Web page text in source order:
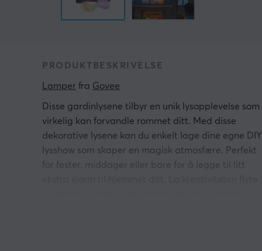
PRODUKTBESKRIVELSE
Lamper fra Govee
Disse gardinlysene tilbyr en unik lysopplevelse som
virkelig kan forvandle rommet ditt. Med disse
dekorative lysene kan du enkelt lage dine egne DIY
lysshow som skaper en magisk atmosfære. Perfekt
for fester, middager eller bare for å legge til litt